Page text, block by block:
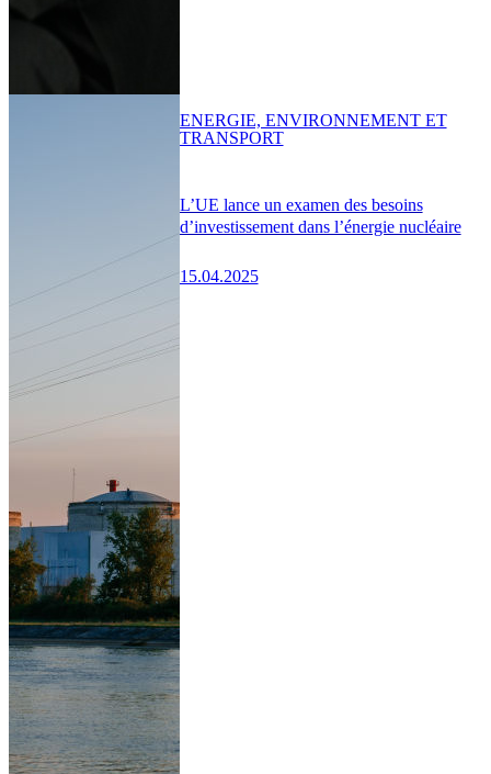
L’UE lance un examen des besoins
d’investissement dans l’énergie nucléaire
15.04.2025
ENERGIE, ENVIRONNEMENT ET
TRANSPORT